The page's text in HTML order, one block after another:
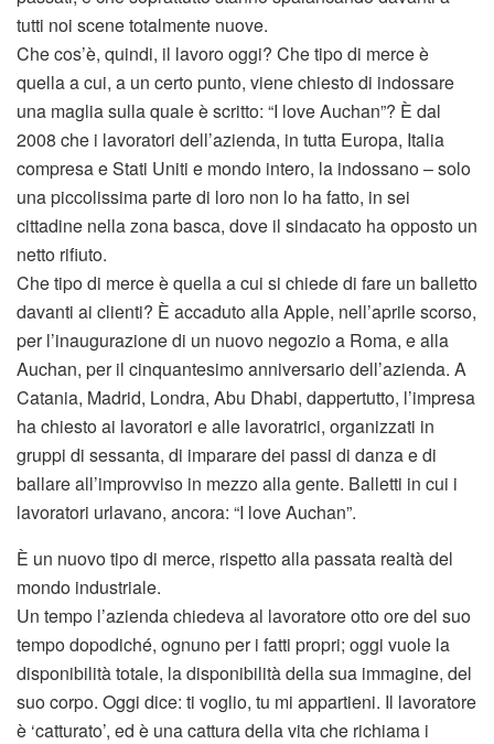
tutti noi scene totalmente nuove.
Che cos’è, quindi, il lavoro oggi? Che tipo di merce è
quella a cui, a un certo punto, viene chiesto di indossare
una maglia sulla quale è scritto: “I love Auchan”? È dal
2008 che i lavoratori dell’azienda, in tutta Europa, Italia
compresa e Stati Uniti e mondo intero, la indossano – solo
una piccolissima parte di loro non lo ha fatto, in sei
cittadine nella zona basca, dove il sindacato ha opposto un
netto rifiuto.
Che tipo di merce è quella a cui si chiede di fare un balletto
davanti ai clienti? È accaduto alla Apple, nell’aprile scorso,
per l’inaugurazione di un nuovo negozio a Roma, e alla
Auchan, per il cinquantesimo anniversario dell’azienda. A
Catania, Madrid, Londra, Abu Dhabi, dappertutto, l’impresa
ha chiesto ai lavoratori e alle lavoratrici, organizzati in
gruppi di sessanta, di imparare dei passi di danza e di
ballare all’improvviso in mezzo alla gente. Balletti in cui i
lavoratori urlavano, ancora: “I love Auchan”.
È un nuovo tipo di merce, rispetto alla passata realtà del
mondo industriale.
Un tempo l’azienda chiedeva al lavoratore otto ore del suo
tempo dopodiché, ognuno per i fatti propri; oggi vuole la
disponibilità totale, la disponibilità della sua immagine, del
suo corpo. Oggi dice: ti voglio, tu mi appartieni. Il lavoratore
è ‘catturato’, ed è una cattura della vita che richiama i